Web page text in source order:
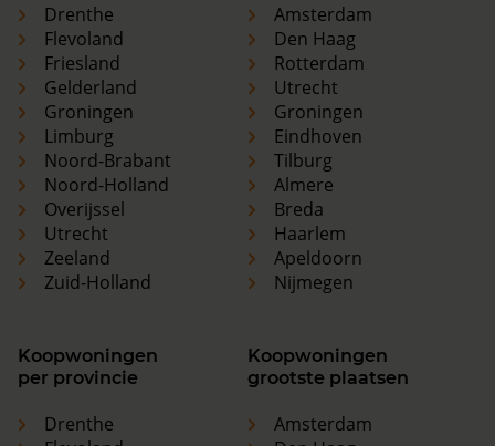
Drenthe
Flevoland
Friesland
Gelderland
Groningen
Limburg
Noord-Brabant
Noord-Holland
Overijssel
Utrecht
Zeeland
Zuid-Holland
Amsterdam
Den Haag
Rotterdam
Utrecht
Groningen
Eindhoven
Tilburg
Almere
Breda
Haarlem
Apeldoorn
Nijmegen
Koopwoningen
per provincie
Drenthe
Koopwoningen
grootste plaatsen
Amsterdam